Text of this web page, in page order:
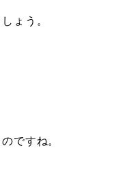
ょう。
ですね。